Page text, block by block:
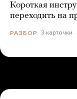
Короткая
переходить на
РАЗБОР 3 карточки